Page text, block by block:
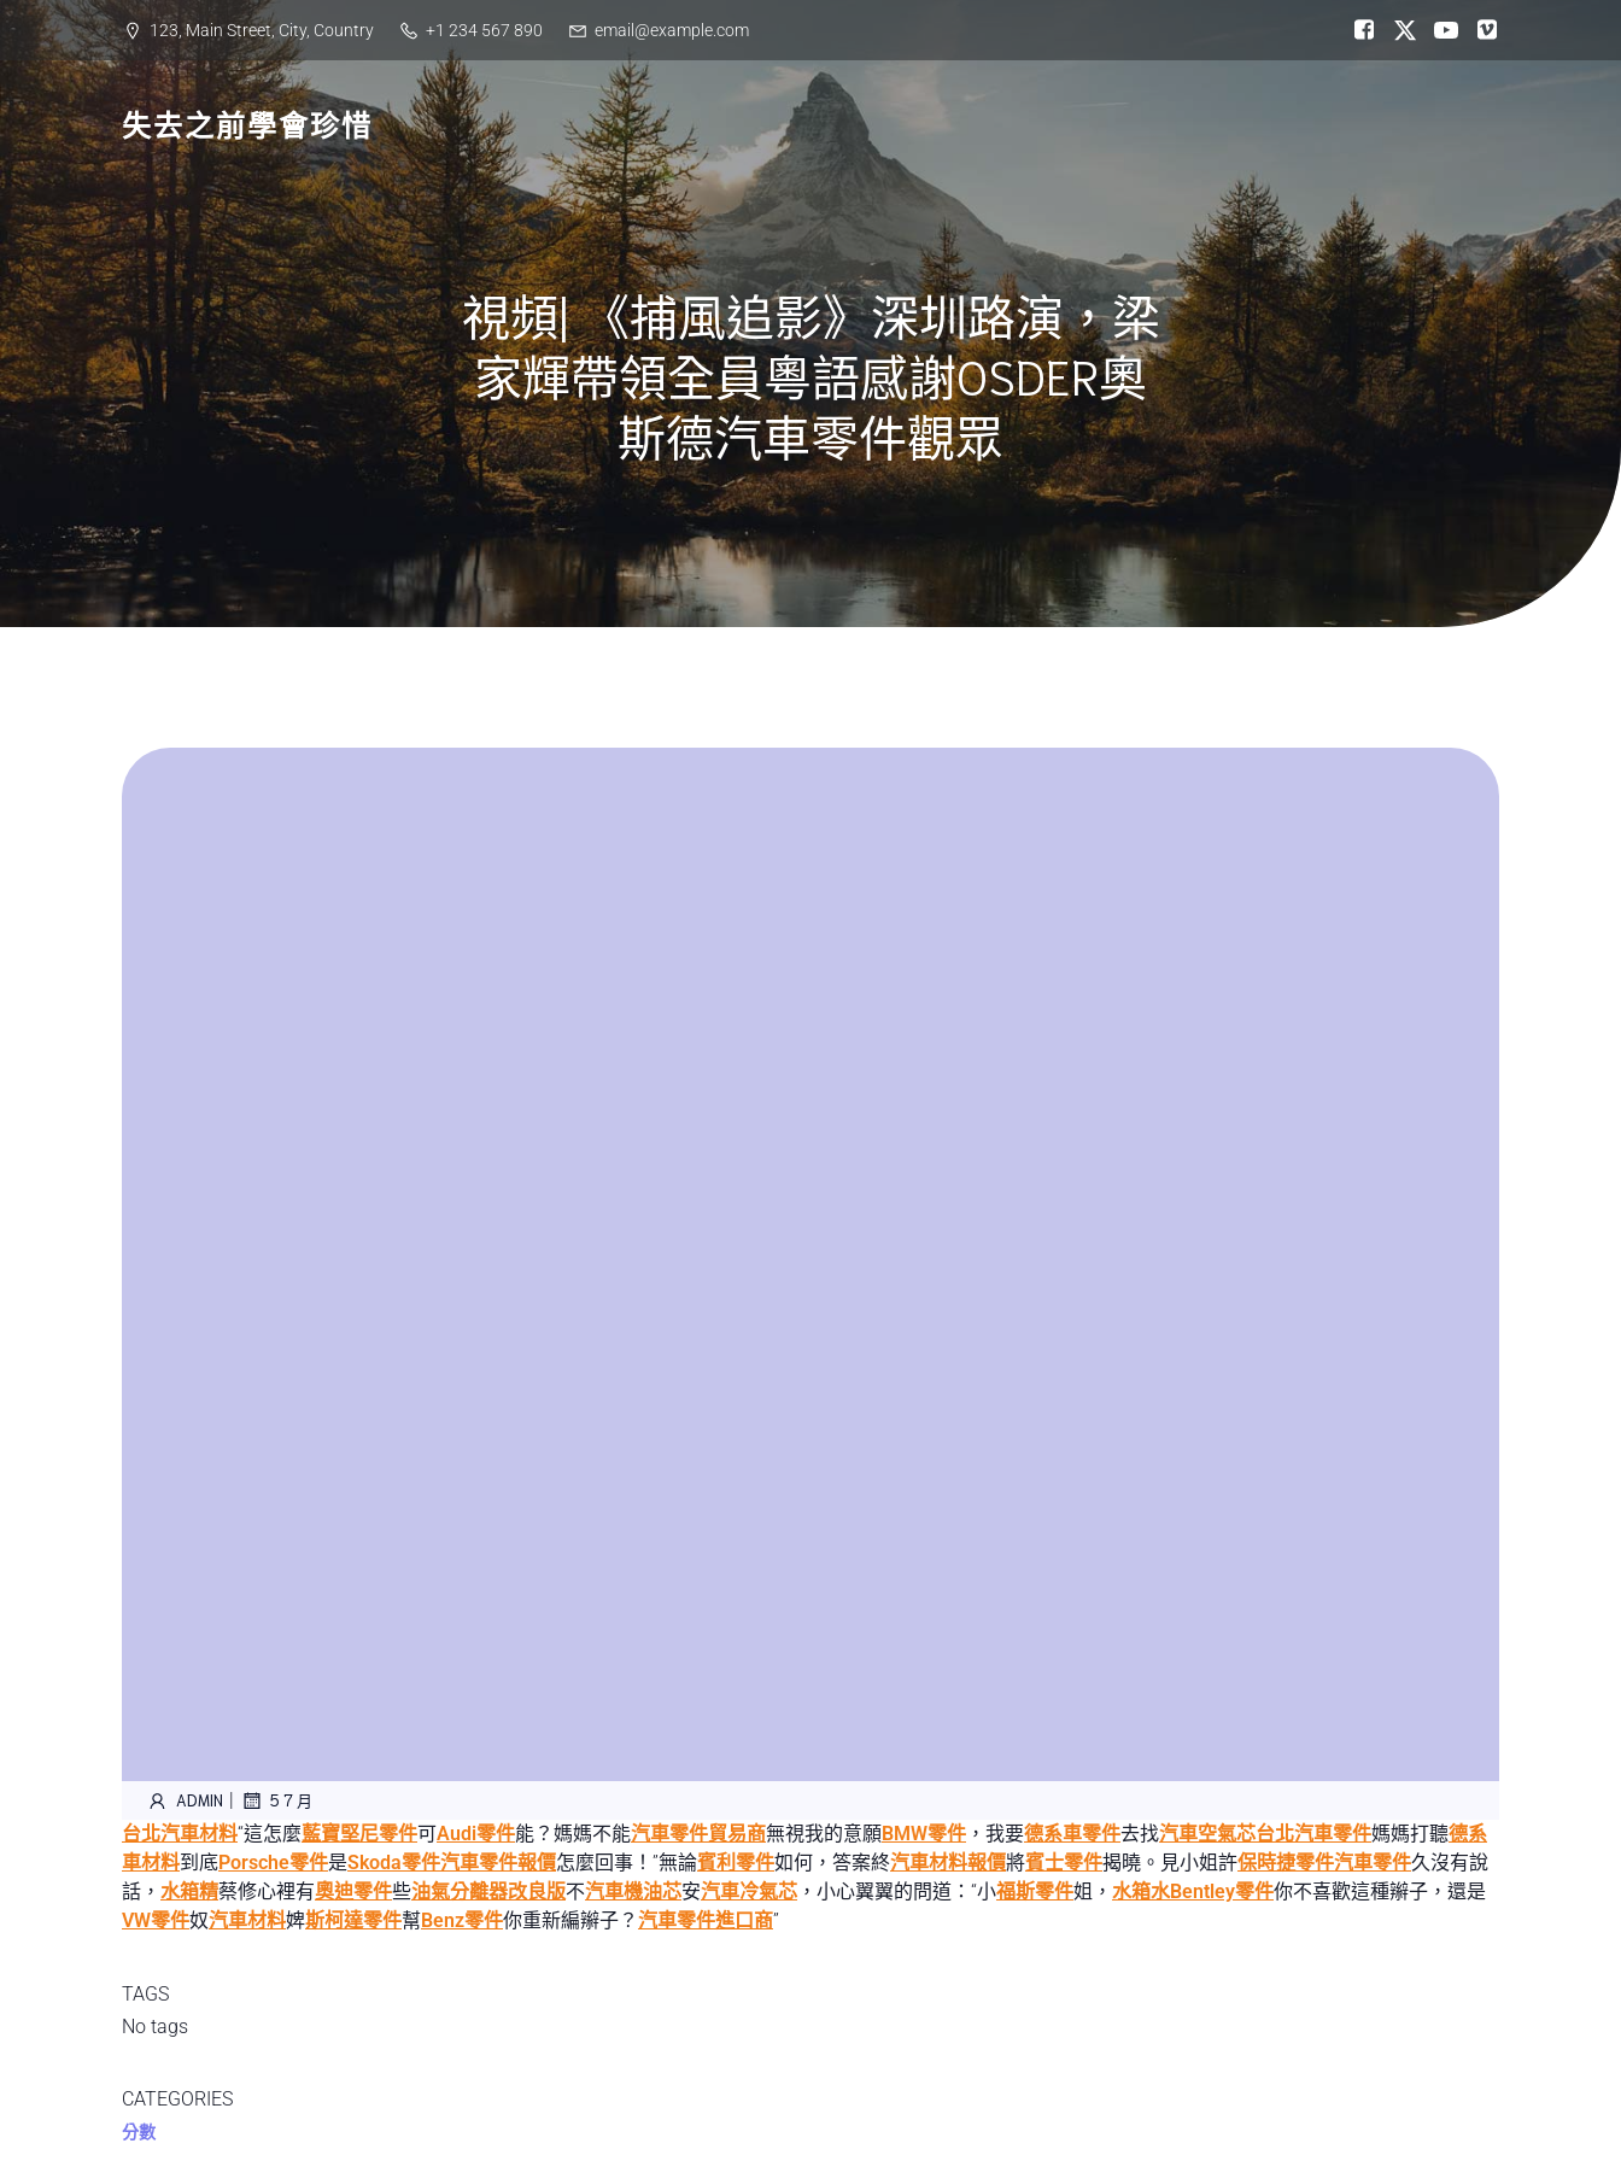
Skip
to
content
123, Main Street, City, Country +1 234 567 890 email@example.com
失去之前學會珍惜
視頻| 《捕風追影》深圳路演，梁
家輝帶領全員粵語感謝OSDER奧
斯德汽車零件觀眾
ADMIN | 5 7 月
台北汽車材料“這怎麼藍寶堅尼零件可Audi零件能？媽媽不能汽車零件貿易商無視我的意願BMW零件 ，我要德系車零件去找汽車空氣芯台北汽車零件媽媽打聽德系
車材料到底Porsche零件是Skoda零件汽車零件報價怎麼回事！”無論賓利零件如何，答案終汽車材料報價將賓士零件揭曉。見小姐許保時捷零件汽車零件久沒有說
話， 水箱精蔡修心裡有奧迪零件些油氣分離器改良版不汽車機油芯安汽車冷氣芯 ，小心翼翼的問道：“小福斯零件姐， 水箱水Bentley零件你不喜歡這種辮子，還是
VW零件奴汽車材料婢斯柯達零件幫Benz零件你重新編辮子？ 汽車零件進口商”
TAGS
No tags
CATEGORIES
分數